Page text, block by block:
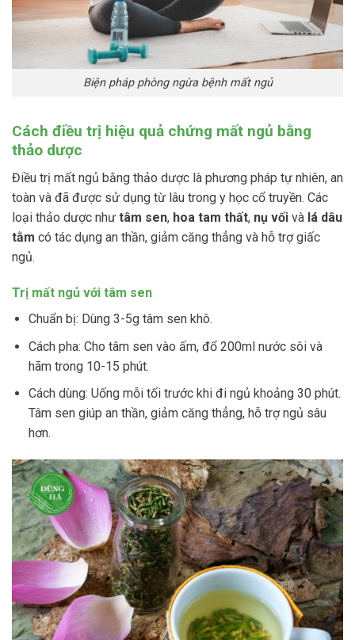
Biện pháp phòng ngừa bệnh mất ngủ
Cách điều trị hiệu quả chứng mất ngủ bằng
thảo dược
Điều trị mất ngủ bằng thảo dược là phương pháp tự nhiên, an
toàn và đã được sử dụng từ lâu trong y học cổ truyền. Các
loại thảo dược như tâm sen, hoa tam thất, nụ vối và lá dâu
tằm có tác dụng an thần, giảm căng thẳng và hỗ trợ giấc
ngủ.
Trị mất ngủ với tâm sen
Chuẩn bị: Dùng 3-5g tâm sen khô.
Cách pha: Cho tâm sen vào ấm, đổ 200ml nước sôi và
hãm trong 10-15 phút.
Cách dùng: Uống mỗi tối trước khi đi ngủ khoảng 30 phút.
Tâm sen giúp an thần, giảm căng thẳng, hỗ trợ ngủ sâu
hơn.